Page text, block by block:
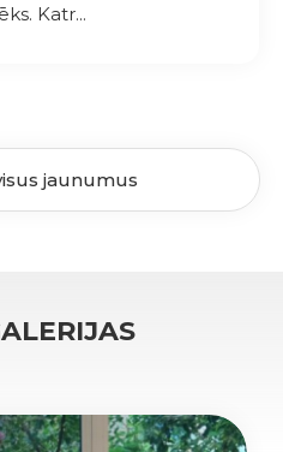
Katr...
jaunumus